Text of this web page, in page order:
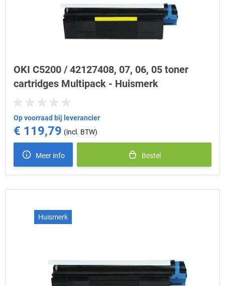
OKI C5200 / 42127408, 07, 06, 05 toner
cartridges Multipack - Huismerk
Op voorraad bij leverancier
€ 119,79
Meer info Bestel
Huismerk